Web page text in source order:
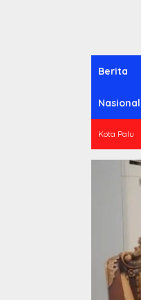
Berita
Nasional
Kota Palu